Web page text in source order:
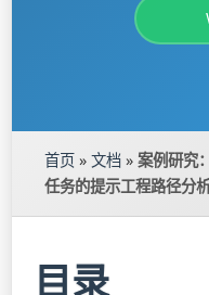
首页 » 文档 » 案例研究
任务的提示工程路径分
目录